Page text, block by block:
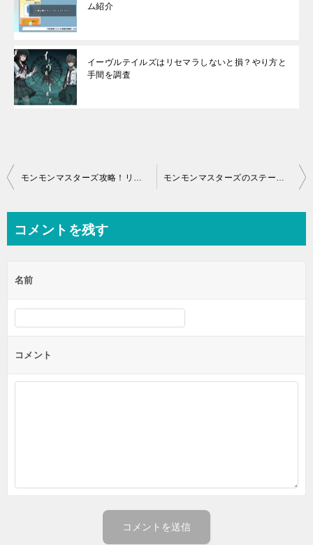
ム紹介
イーヴルテイルズはリセマラしないと損？やり方と
手間を調査
投
ビ
ー
シ
ョ
ン
モンモンマスターズ攻略！リセマラするべき？おすすめ御三家や序盤の流れ モンモンマスターズのステータス育成優先度！ACCが最優先に
コメントを残す
名前
コメント